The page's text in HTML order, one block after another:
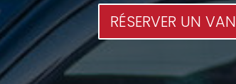
RÉSERVER UN VAN